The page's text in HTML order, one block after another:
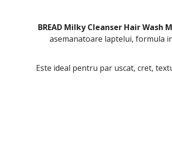
BREAD Milky Cleanser Hair Wash
asemanatoare laptelui, formula
Este ideal pentru par uscat, cret,